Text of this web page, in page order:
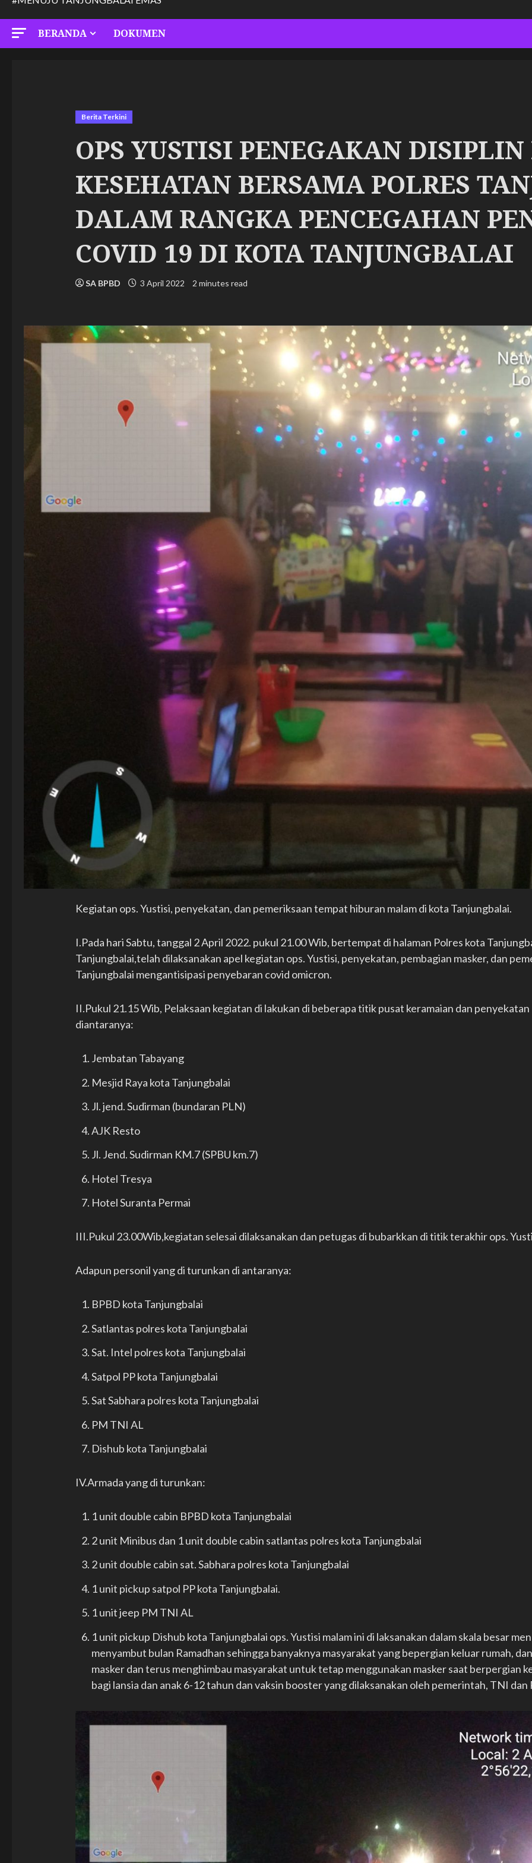
BERANDA DOKUMEN
Berita Terkini
OPS YUSTISI PENEGAKAN DISIPLIN
KESEHATAN BERSAMA POLRES
DALAM RANGKA PENCEGAHAN
COVID 19 DI KOTA TANJUNGBALAI
SA BPBD 3 April 2022 2 minutes read
Kegiatan ops. Yustisi, penyekatan, dan pemeriksaan tempat hiburan malam di kota Tanjungbalai.
I.Pada hari Sabtu, tanggal 2 April 2022. pukul 21.00 Wib, bertempat di halaman Polres kota
Tanjungbalai,telah dilaksanakan apel kegiatan ops. Yustisi, penyekatan, pembagian masker, dan
Tanjungbalai mengantisipasi penyebaran covid omicron.
II.Pukul 21.15 Wib, Pelaksaan kegiatan di lakukan di beberapa titik pusat keramaian dan
diantaranya:
Jembatan Tabayang
Mesjid Raya kota Tanjungbalai
Jl. jend. Sudirman (bundaran PLN)
AJK Resto
Jl. Jend. Sudirman KM.7 (SPBU km.7)
Hotel Tresya
Hotel Suranta Permai
III.Pukul 23.00Wib,kegiatan selesai dilaksanakan dan petugas di bubarkkan di titik terakhir ops.
Adapun personil yang di turunkan di antaranya:
BPBD kota Tanjungbalai
Satlantas polres kota Tanjungbalai
Sat. Intel polres kota Tanjungbalai
Satpol PP kota Tanjungbalai
Sat Sabhara polres kota Tanjungbalai
PM TNI AL
Dishub kota Tanjungbalai
IV.Armada yang di turunkan:
1 unit double cabin BPBD kota Tanjungbalai
2 unit Minibus dan 1 unit double cabin satlantas polres kota Tanjungbalai
2 unit double cabin sat. Sabhara polres kota Tanjungbalai
1 unit pickup satpol PP kota Tanjungbalai.
1 unit jeep PM TNI AL
1 unit pickup Dishub kota Tanjungbalai ops. Yustisi malam ini di laksanakan dalam skala besar
menyambut bulan Ramadhan sehingga banyaknya masyarakat yang bepergian keluar rumah,
masker dan terus menghimbau masyarakat untuk tetap menggunakan masker saat berpergian
bagi lansia dan anak 6-12 tahun dan vaksin booster yang dilaksanakan oleh pemerintah, TNI dan